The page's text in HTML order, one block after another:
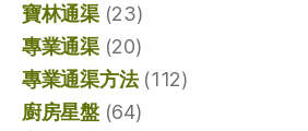
寶林通渠(23)
專業通渠(20)
專業通渠方法(112)
廚房星盤(64)